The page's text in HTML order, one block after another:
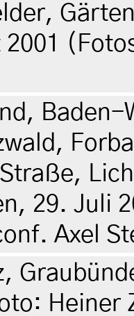
2001
Baden-
29. Juli
Axel
Heiner